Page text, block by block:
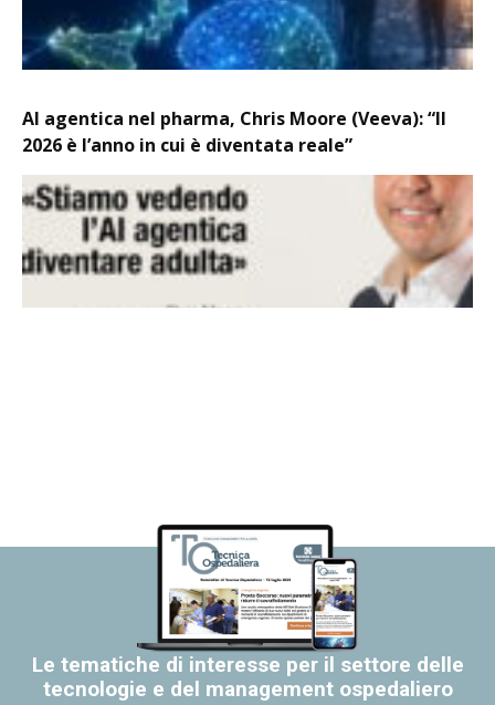
AI agentica nel pharma, Chris Moore (Veeva): “Il
2026 è l’anno in cui è diventata reale”
Le tematiche di interesse per il settore delle
tecnologie e del management ospedaliero